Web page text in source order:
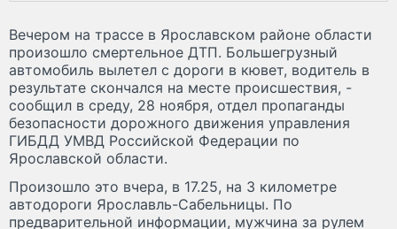
Вечером на трассе в Ярославском районе области
произошло смертельное ДТП. Большегрузный
автомобиль вылетел с дороги в кювет, водитель в
результате скончался на месте происшествия, -
сообщил в среду, 28 ноября, отдел пропаганды
безопасности дорожного движения управления
ГИБДД УМВД Российской Федерации по
Ярославской области.
Произошло это вчера, в 17.25, на 3 километре
автодороги Ярославль-Сабельницы. По
предварительной информации, мужчина за рулем